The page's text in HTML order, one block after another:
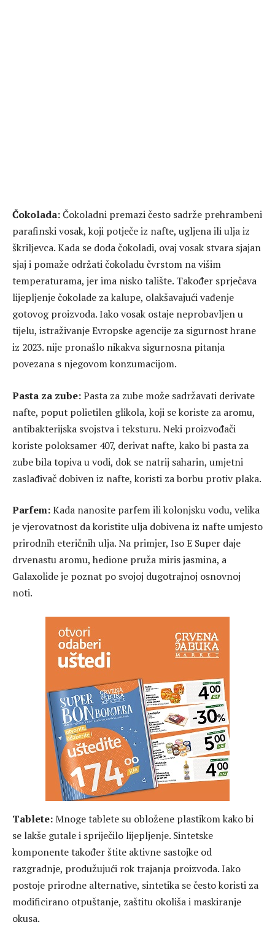
Čokolada:Čokoladni premazi često sadrže prehrambeni
parafinski vosak, koji potječe iz nafte, ugljena ili ulja iz
škriljevca. Kada se doda čokoladi, ovaj vosak stvara sjajan
sjaj i pomaže održati čokoladu čvrstom na višim
temperaturama, jer ima nisko talište. Također sprječava
lijepljenje čokolade za kalupe, olakšavajući vađenje
gotovog proizvoda. Iako vosak ostaje neprobavljen u
tijelu, istraživanje Evropske agencije za sigurnost hrane
iz 2023. nije pronašlo nikakva sigurnosna pitanja
povezana s njegovom konzumacijom.
Pasta za zube:Pasta za zube može sadržavati derivate
nafte, poput polietilen glikola, koji se koriste za aromu,
antibakterijska svojstva i teksturu. Neki proizvođači
koriste poloksamer 407, derivat nafte, kako bi pasta za
zube bila topiva u vodi, dok se natrij saharin, umjetni
zaslađivač dobiven iz nafte, koristi za borbu protiv plaka.
Parfem:Kada nanosite parfem ili kolonjsku vodu, velika
je vjerovatnost da koristite ulja dobivena iz nafte umjesto
prirodnih eteričnih ulja. Na primjer, Iso E Super daje
drvenastu aromu, hedione pruža miris jasmina, a
Galaxolide je poznat po svojoj dugotrajnoj osnovnoj
noti.
Tablete:Mnoge tablete su obložene plastikom kako bi
se lakše gutale i spriječilo lijepljenje. Sintetske
komponente također štite aktivne sastojke od
razgradnje, produžujući rok trajanja proizvoda. Iako
postoje prirodne alternative, sintetika se često koristi za
modificirano otpuštanje, zaštitu okoliša i maskiranje
okusa.